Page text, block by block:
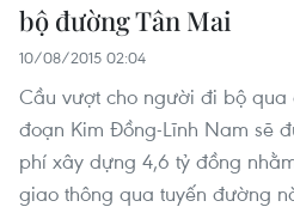
bộ đường Tân Mai
10/08/2015 02:04
Cầu vượt cho người đi bộ
đoạn Kim Đồng-Lĩnh Nam sẽ
phí xây dựng 4,6 tỷ đồng
giao thông qua tuyến đường